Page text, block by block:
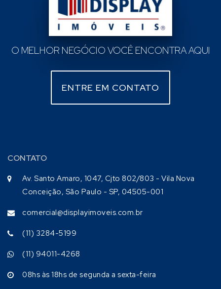
O MELHOR NEGÓCIO VOCÊ ENCONTRA AQUI
ENTRE EM CONTATO
CONTATO
Av. Santo Amaro, 1047, Cjto 802/803 - Vila Nova
Conceição, São Paulo - SP, 04505-001
comercial@displayimoveis.com.br
(11) 3284-5199
(11) 94011-4268
08hs às 18hs de segunda a sexta-feira